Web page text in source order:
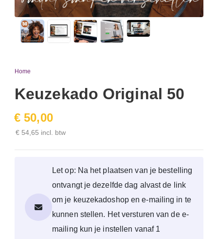
Home
Keuzekado Original 50
€ 50,00
€ 54,65 incl. btw
Let op: Na het plaatsen van je bestelling
ontvangt je dezelfde dag alvast de link
om je keuzekadoshop en e-mailing in te
kunnen stellen. Het versturen van de e-
mailing kun je instellen vanaf 1